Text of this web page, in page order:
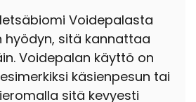
Voidepalasta
hyödyn, sitä kannattaa
Voidepalan käyttö on
käsienpesun tai
sitä kevyesti